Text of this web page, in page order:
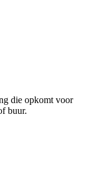
die opkomt voor
buur.